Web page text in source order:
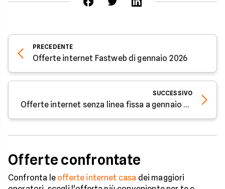
PRECEDENTE
Offerte internet Fastweb di gennaio 2026
SUCCESSIVO
Offerte internet senza linea fissa a gennaio 2026
Offerte confrontate
Confronta le offerte internet casa dei maggiori